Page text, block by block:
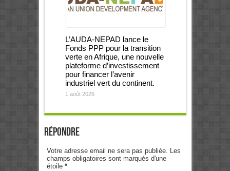
L’AUDA-NEPAD lance le
Fonds PPP pour la transition
verte en Afrique, une nouvelle
plateforme d’investissement
pour financer l’avenir
industriel vert du continent.
1 août 2026
Répondre
Votre adresse email ne sera pas publiée. Les
champs obligatoires sont marqués d'une
étoile *